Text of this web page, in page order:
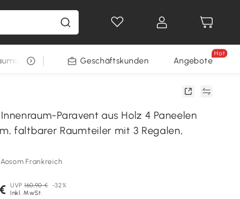
Gewinnspiele
RestpostenGeschäftskunden Angebote
Hot
Paravent aus Holz 4 Paneelen
faltbarer Raumteiler mit 3 Regalen,
Frankreich
UVP 160,90 €
-32%
Inkl. MwSt.